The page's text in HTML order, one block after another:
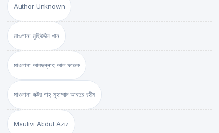
Author Unknown
মাওলানা মুহিউদ্দীন খান
মাওলানা আবদুল্লাহ আল ফারূক
মাওলানা ডক্টর শাহ্‌ মুহাম্মাদ আবদুর রহীম
Maulivi Abdul Aziz